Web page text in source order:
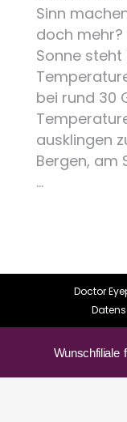
Sinn
doch
Sonne
bei rund 30
ausklingen
Bergen, am
…
Doctor
Wunschfiliale